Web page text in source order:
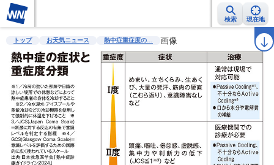
検索 現在地
雨雲レーダー 台風情報 地震情報 警報・注意報 ラ
トップ お天気ニュース 熱中症重症度の… 画像